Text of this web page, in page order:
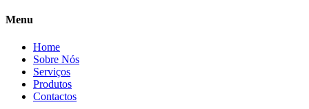
Menu
Home
Sobre Nós
Serviços
Produtos
Contactos